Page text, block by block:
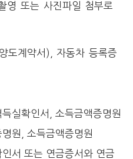
영 또는 사진파일 첨부로
도계약서), 자동차 등록증
실확인서, 소득금액증명원
원, 소득금액증명원
서 또는 연금증서와 연금